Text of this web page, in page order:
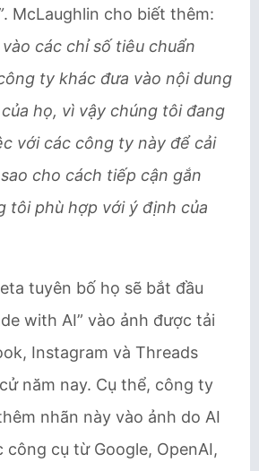
. McLaughlin cho biết thêm:
các chỉ số tiêu chuẩn
ty khác đưa vào nội dung
họ, vì vậy chúng tôi đang
với các công ty này để cải
cho cách tiếp cận gắn
tôi phù hợp với ý định của
tuyên bố họ sẽ bắt đầu
with AI” vào ảnh được tải
Instagram và Threads
năm nay. Cụ thể, công ty
nhãn này vào ảnh do AI
công cụ từ Google, OpenAI,